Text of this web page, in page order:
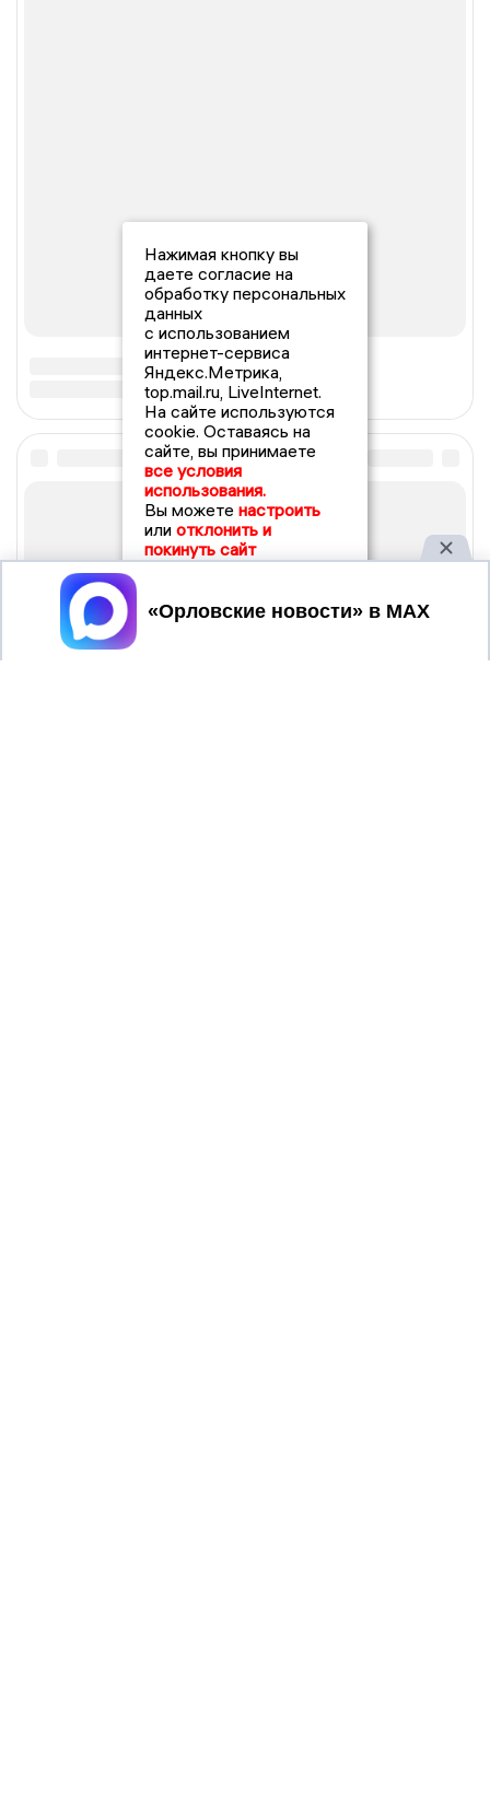
Нажимая кнопку вы
даете согласие на
обработку персональных
данных
с использованием
интернет-сервиса
Яндекс.Метрика,
top.mail.ru, LiveInternet.
На сайте используются
cookie. Оставаясь на
сайте, вы принимаете
все условия
использования.
Вы можете настроить
или отклонить и
покинуть сайт
Принять